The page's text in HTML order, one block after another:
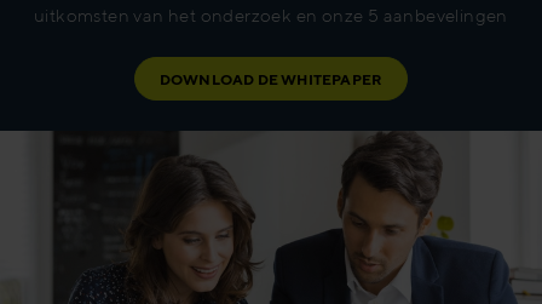
uitkomsten van het onderzoek en onze 5 aanbevelingen
DOWNLOAD DE WHITEPAPER